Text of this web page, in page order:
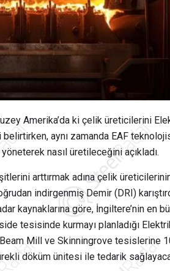
Amerika’da ki çelik üreticilerini
aynı zamanda EAF
nasıl üretileceğini açıkladı.
arttırmak adına çelik
indirgenmiş Demir (DRI)
kaynaklarına göre, İngiltere’nin en
tesisinde kurmayı planladığı
Mill ve Skinningrove tesislerine
döküm ünitesi ile tedarik